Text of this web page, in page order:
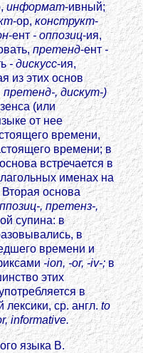
информат-ивный;
-op,конструкт-
-ент- оппозиц-ия,
претенд-ент-
- дискусс-ия,
из этих основ
претенд-, дискут-)
(или
от нее
времени,
времени; в
встречается в
именах на
Вторая основа
, претенз-,
супина: в
в
времени и
-ion, -or, -iv-;в
этих
в
лексики, ср. англ.to
informative.
языка В.